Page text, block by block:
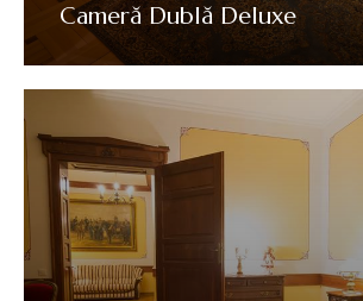
Cameră Dublă Deluxe
VEZI DETALII